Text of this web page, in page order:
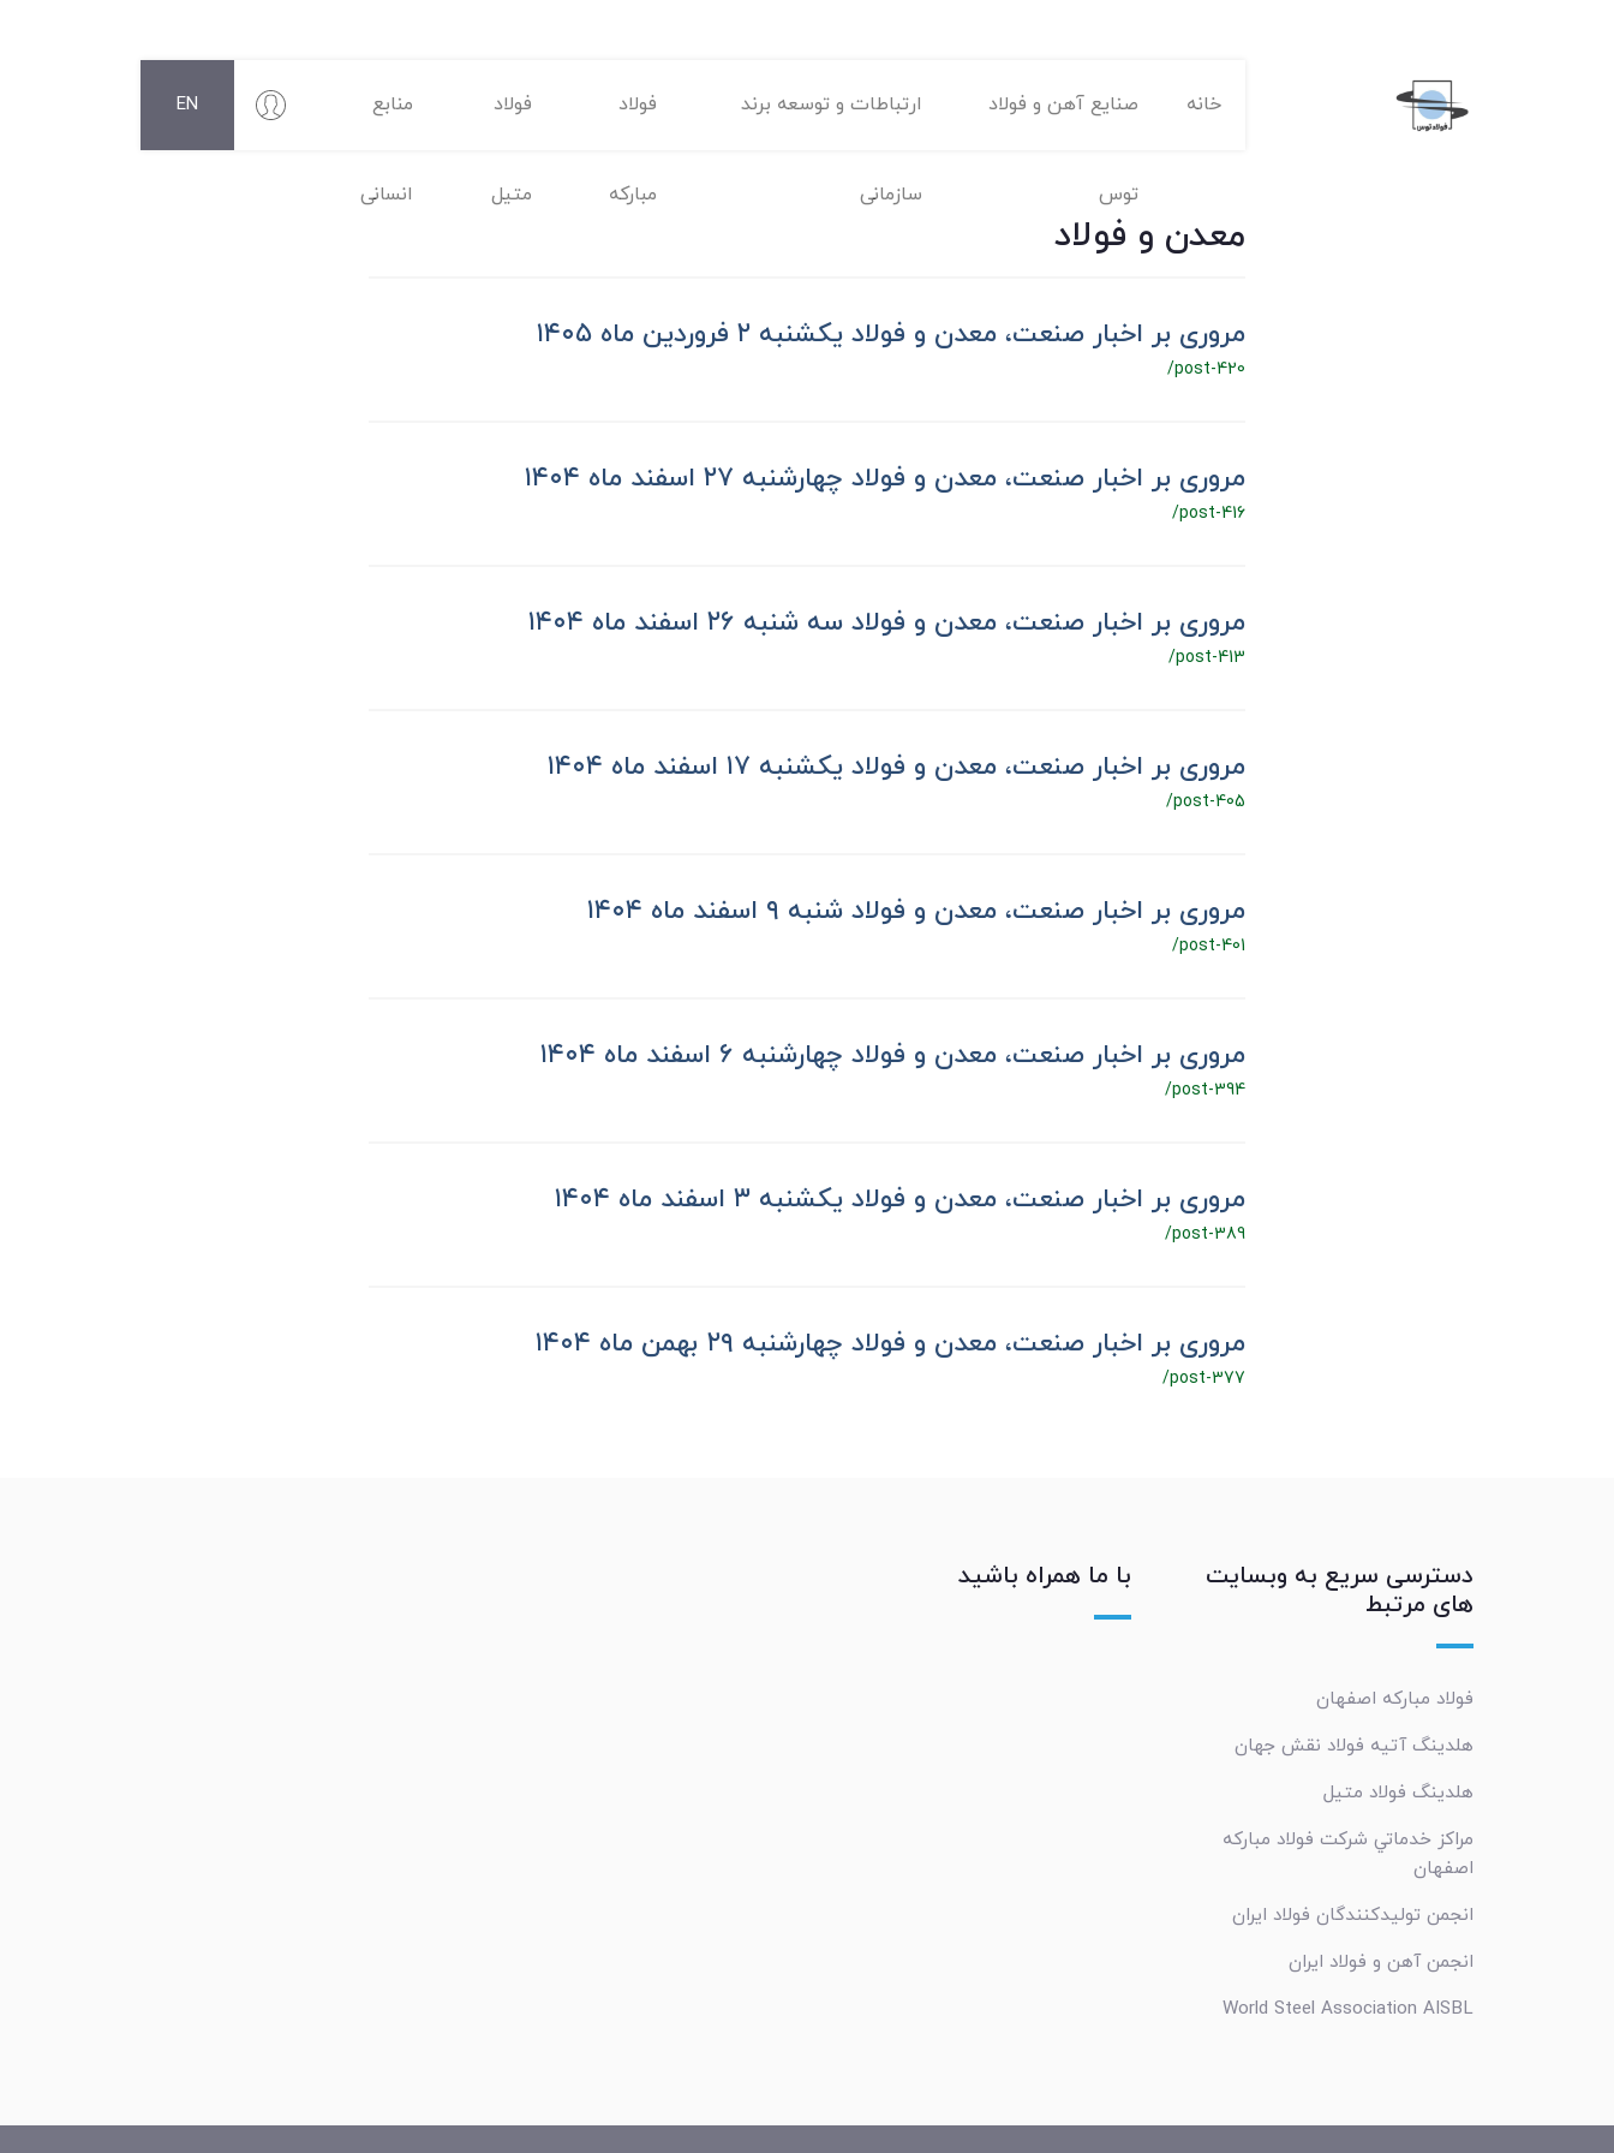
خانه صنایع آهن و فولاد
توس
ارتباطات و توسعه برند
سازمانی
فولاد
مبارکه
فولاد
متیل
منابع
انسانی
EN
معدن و فولاد
مروری بر اخبار صنعت، معدن و فولاد یکشنبه ۲ فروردین ماه ۱۴۰۵
/post-420
مروری بر اخبار صنعت، معدن و فولاد چهارشنبه ۲۷ اسفند ماه ۱۴۰۴
/post-416
مروری بر اخبار صنعت، معدن و فولاد سه شنبه ۲۶ اسفند ماه ۱۴۰۴
/post-413
مروری بر اخبار صنعت، معدن و فولاد یکشنبه ۱۷ اسفند ماه ۱۴۰۴
/post-405
مروری بر اخبار صنعت، معدن و فولاد شنبه ۹ اسفند ماه ۱۴۰۴
/post-401
مروری بر اخبار صنعت، معدن و فولاد چهارشنبه ۶ اسفند ماه ۱۴۰۴
/post-394
مروری بر اخبار صنعت، معدن و فولاد یکشنبه ۳ اسفند ماه ۱۴۰۴
/post-389
مروری بر اخبار صنعت، معدن و فولاد چهارشنبه ۲۹ بهمن ماه ۱۴۰۴
/post-377
دسترسی سریع به وبسایت
های مرتبط
فولاد مبارکه اصفهان
هلدینگ آتیه فولاد نقش جهان
هلدینگ فولاد متیل
مراکز خدماتي شرکت فولاد مبارکه
اصفهان
انجمن تولیدکنندگان فولاد ایران
انجمن آهن و فولاد ایران
World Steel Association AISBL
با ما همراه باشید